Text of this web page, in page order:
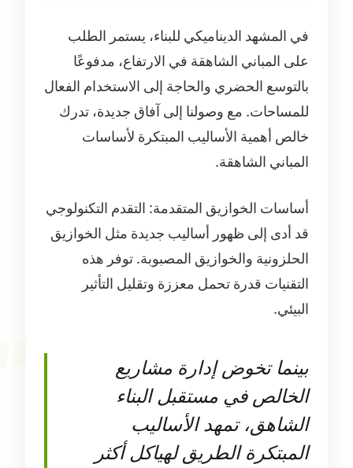
في المشهد الديناميكي للبناء، يستمر الطلب
على المباني الشاهقة في الارتفاع، مدفوعًا
بالتوسع الحضري والحاجة إلى الاستخدام الفعال
للمساحات. مع وصولنا إلى آفاق جديدة، تدرك
خالص أهمية الأساليب المبتكرة لأساسات
المباني الشاهقة.
أساسات الخوازيق المتقدمة: التقدم التكنولوجي
قد أدى إلى ظهور أساليب جديدة مثل الخوازيق
الحلزونية والخوازيق المصبوبة. توفر هذه
التقنيات قدرة تحمل معززة وتقليل التأثير
البيئي.
بينما تخوض إدارة مشاريع
الخالص في مستقبل البناء
الشاهق، تمهد الأساليب
المبتكرة الطريق لهياكل أكثر